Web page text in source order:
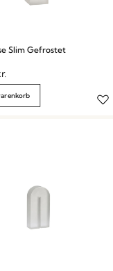
Slim Gefrostet